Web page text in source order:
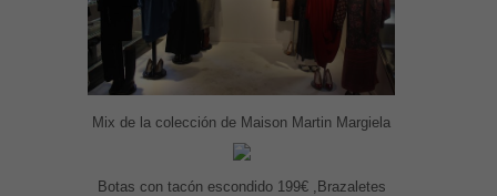
Mix de la colección de Maison Martin Margiela
Botas con tacón escondido 199€ ,Brazaletes